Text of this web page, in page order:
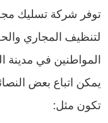
توفر شركة تسليك
لتنظيف المجاري
المواطنين في مدينة
يمكن اتباع بعض
تكون مثل: